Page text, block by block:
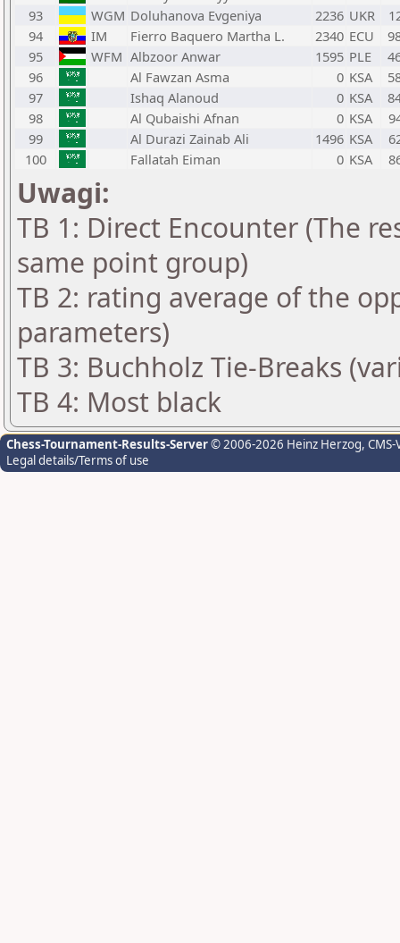
93
WGM Doluhanova Evgeniya 2236 UKR
94
IM Fierro Baquero Martha L. 2340 ECU
95
WFM Albzoor Anwar 1595 PLE
96
Al Fawzan Asma 0 KSA
97
Ishaq Alanoud 0 KSA
98
Al Qubaishi Afnan 0 KSA
99
Al Durazi Zainab Ali 1496 KSA
100
Fallatah Eiman 0 KSA
Uwagi:
TB 1: Direct Encounter (The
same point group)
TB 2: rating average of the
parameters)
TB 3: Buchholz Tie-Breaks
TB 4: Most black
Chess-Tournament-Results-Server© 2006-2026 Heinz Herzog,
Legal details/Terms of use